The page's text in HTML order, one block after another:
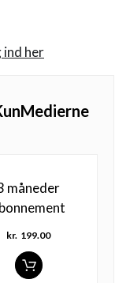
ind her
måneder
kr. 199.00